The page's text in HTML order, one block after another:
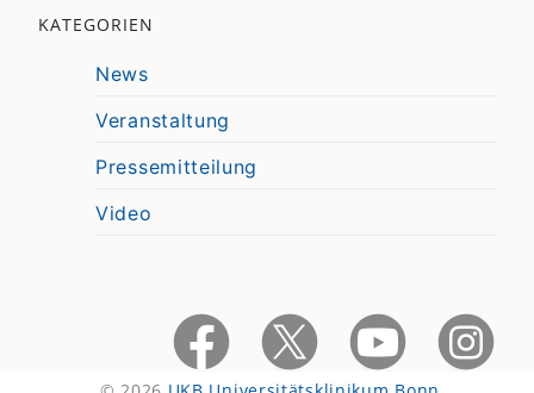
KATEGORIEN
News
Veranstaltung
Pressemitteilung
Video